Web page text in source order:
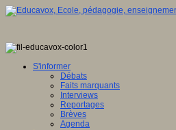
S'informer
Débats
Faits marquants
Interviews
Reportages
Brèves
Agenda